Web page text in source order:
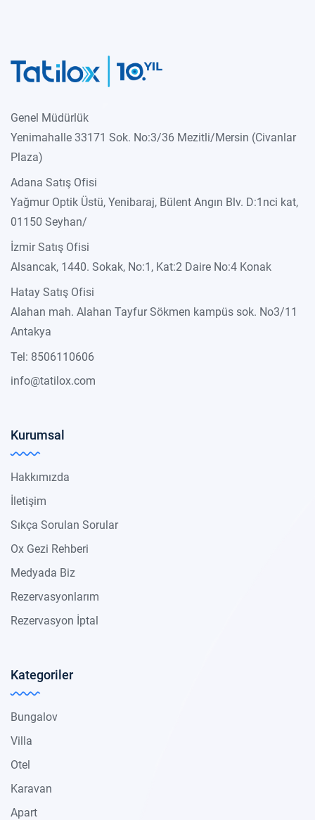
Genel Müdürlük
Yenimahalle 33171 Sok. No:3/36 Mezitli/Mersin (Civanlar
Plaza)
Adana Satış Ofisi
Yağmur Optik Üstü, Yenibaraj, Bülent Angın Blv. D:1nci kat,
01150 Seyhan/
İzmir Satış Ofisi
Alsancak, 1440. Sokak, No:1, Kat:2 Daire No:4 Konak
Hatay Satış Ofisi
Alahan mah. Alahan Tayfur Sökmen kampüs sok. No3/11
Antakya
Tel: 8506110606
info@tatilox.com
Kurumsal
Hakkımızda
İletişim
Sıkça Sorulan Sorular
Ox Gezi Rehberi
Medyada Biz
Rezervasyonlarım
Rezervasyon İptal
Kategoriler
Bungalov
Villa
Otel
Karavan
Apart